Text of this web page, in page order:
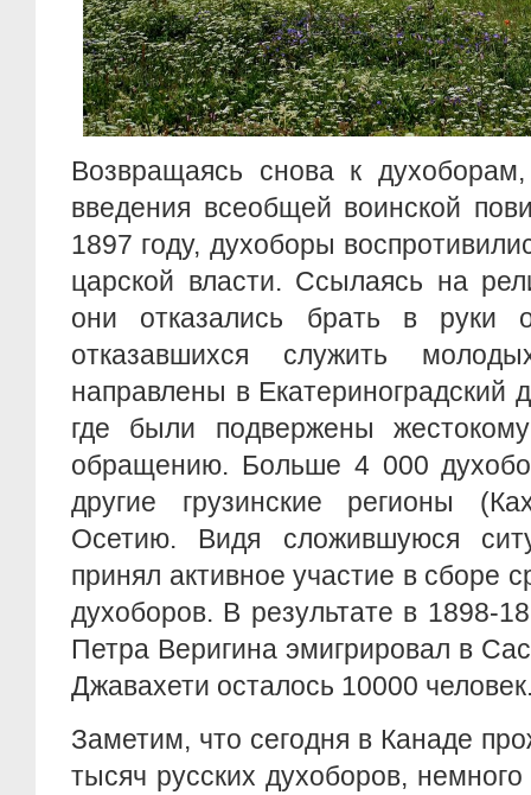
Возвращаясь снова к
введения всеобщей воинской
1897 году, духоборы
царской власти. Ссылаясь на
они отказались брать в руки
отказавшихся служить
направлены в Екатериноградский
где были подвержены
обращению. Больше 4 000
другие грузинские регионы
Осетию. Видя сложившуюся
принял активное участие в сборе
духоборов. В результате в 1898-
Петра Веригина эмигрировал в
Джавахети осталось 10000
Заметим, что сегодня в Канаде
тысяч русских духоборов,